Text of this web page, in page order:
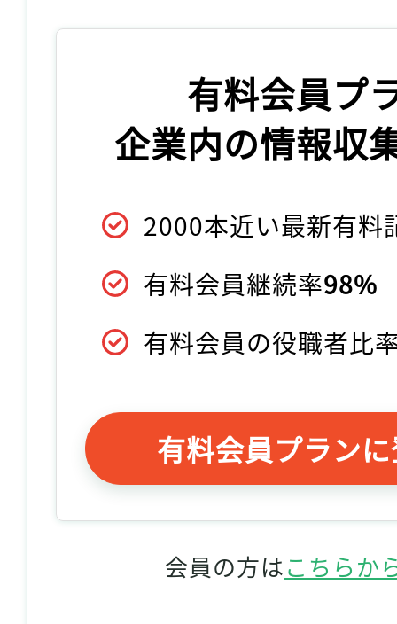
有料会員プ
企業内の情報収
2000本近い最新有料
有料会員継続率98%
有料会員の役職者比
有料会員プラン
会員の方はこちらか